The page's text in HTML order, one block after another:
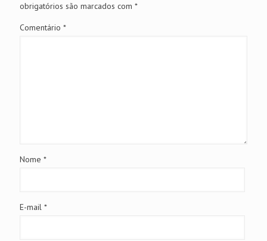
obrigatórios são marcados com *
Comentário *
Nome *
E-mail *